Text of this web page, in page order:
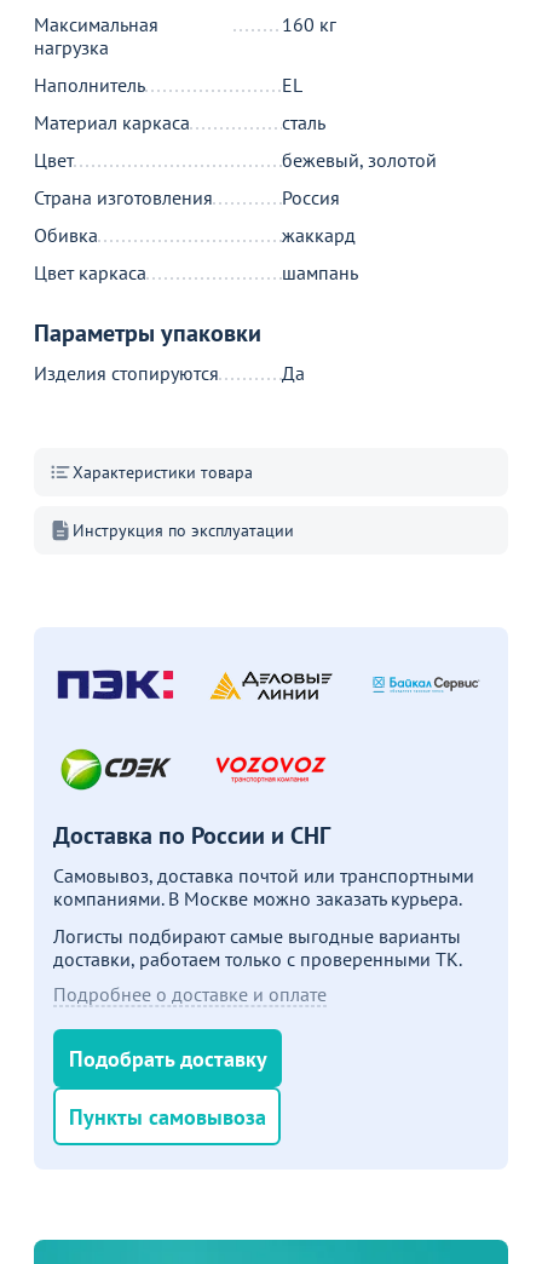
Максимальная
нагрузка
160 кг
Наполнитель
EL
Материал каркаса
сталь
Цвет
бежевый, золотой
Страна изготовления
Россия
Обивка
жаккард
Цвет каркаса
шампань
Параметры упаковки
Изделия стопируются Да
Характеристики товара
Инструкция по эксплуатации
Доставка по России и СНГ
Самовывоз, доставка почтой или транспортными
компаниями. В Москве можно заказать курьера.
Логисты подбирают самые выгодные варианты
доставки, работаем только с проверенными ТК.
Подробнее о доставке и оплате
Подобрать доставку
Пункты самовывоза
от
690 ₽
Чехол на стул 01, спандекс
+4
В наличии 19 шт.
1 590
10 стульев, черный, 420 ДЕН
Пожизненная
Больше не показывать это окно